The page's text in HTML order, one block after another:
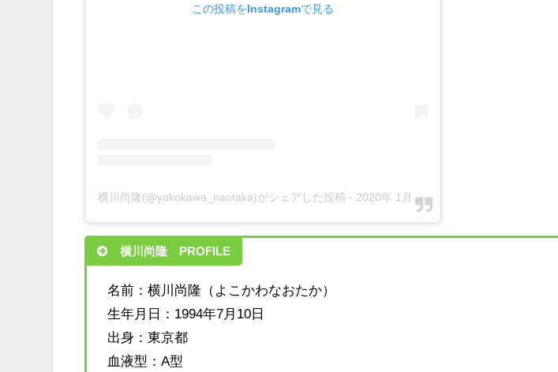
この投稿をInstagramで見る
横川尚隆(@yokokawa_naotaka)がシェアした投稿 - 2020年 1月月14日午前4時25分PST
横川尚隆 PROFILE
名前：横川尚隆（よこかわなおたか）
生年月日：1994年7月10日
出身：東京都
血液型：A型